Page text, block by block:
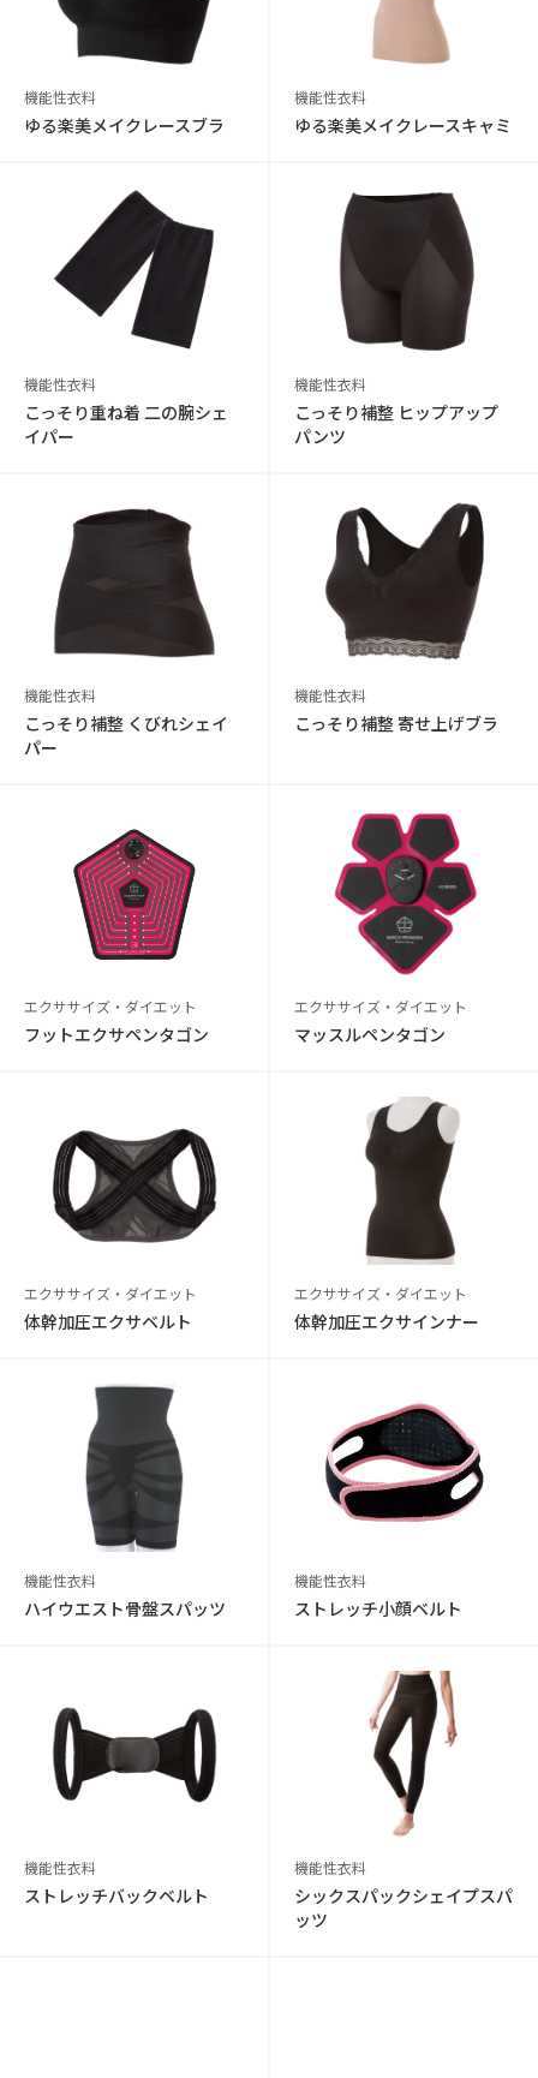
機能性衣料
ゆる楽美メイクレースブラ
機能性衣料
ゆる楽美メイクレースキャミ
機能性衣料
こっそり重ね着 二の腕シェ
イパー
機能性衣料
こっそり補整 ヒップアップ
パンツ
機能性衣料
こっそり補整 くびれシェイ
パー
機能性衣料
こっそり補整 寄せ上げブラ
エクササイズ・ダイエット
フットエクサペンタゴン
エクササイズ・ダイエット
マッスルペンタゴン
エクササイズ・ダイエット
体幹加圧エクサベルト
エクササイズ・ダイエット
体幹加圧エクサインナー
機能性衣料
ハイウエスト骨盤スパッツ
機能性衣料
ストレッチ小顔ベルト
機能性衣料
ストレッチバックベルト
機能性衣料
シックスパックシェイプスパ
ッツ